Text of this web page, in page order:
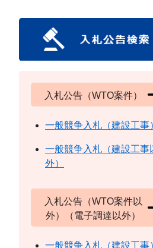
入札公告（WTO案件）
一般競争入札（建設工事
一般競争入札（建設工事
外）
入札公告（WTO案件以
外）（電子調達以外）
一般競争入札（建設工事